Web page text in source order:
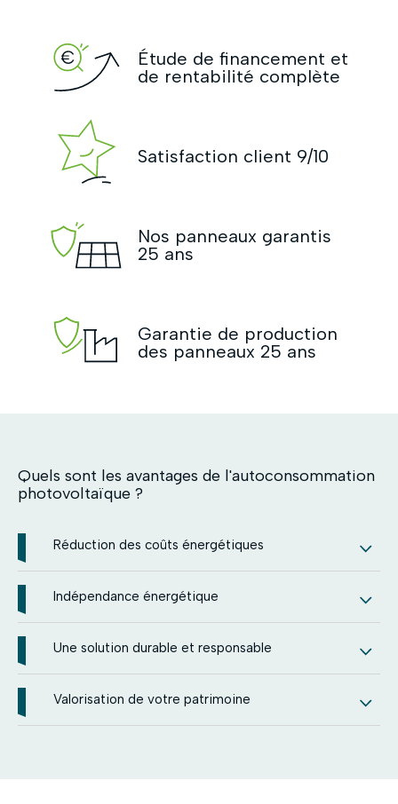
Étude de financement et
de rentabilité complète
Satisfaction client 9/10
Nos panneaux garantis
25 ans
Garantie de production
des panneaux 25 ans
Quels sont les avantages de l'autoconsommation
photovoltaïque ?
Réduction des coûts énergétiques
Indépendance énergétique
Une solution durable et responsable
Valorisation de votre patrimoine